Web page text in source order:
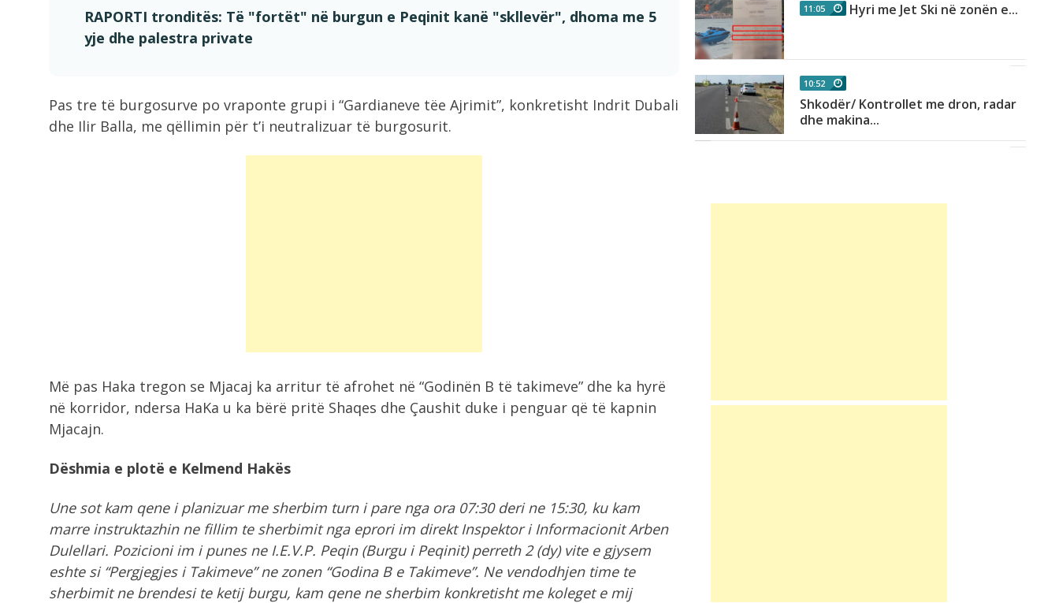
RAPORTI tronditës: Të "fortët" në burgun e Peqinit kanë "skllevër", dhoma me 5
yje dhe palestra private
Pas tre të burgosurve po vraponte grupi i “Gardianeve tëe Ajrimit”, konkretisht Indrit Dubali
dhe Ilir Balla, me qëllimin për t’i neutralizuar të burgosurit.
Më pas Haka tregon se Mjacaj ka arritur të afrohet në “Godinën B të takimeve” dhe ka hyrë
në korridor, ndersa HaKa u ka bërë pritë Shaqes dhe Çaushit duke i penguar që të kapnin
Mjacajn.
Dëshmia e plotë e Kelmend Hakës
Une sot kam qene i planizuar me sherbim turn i pare nga ora 07:30 deri ne 15:30, ku kam
marre instruktazhin ne fillim te sherbimit nga eprori im direkt Inspektor i Informacionit Arben
Dulellari. Pozicioni im i punes ne I.E.V.P. Peqin (Burgu i Peqinit) perreth 2 (dy) vite e gjysem
eshte si “Pergjegjes i Takimeve” ne zonen “Godina B e Takimeve”. Ne vendodhjen time te
sherbimit ne brendesi te ketij burgu, kam qene ne sherbim konkretisht me koleget e mij
Flakët shkrumbojnë Malin e Krujës,
operacioni nuk...
Situatë alarmante në Krujë, Lamallari
dhe Nufi...
Arrestohet 73 vjeçari në Krujë,
11:05 Hyri me Jet Ski në zonën e...
10:52
Shkodër/ Kontrollet me dron, radar
dhe makina...